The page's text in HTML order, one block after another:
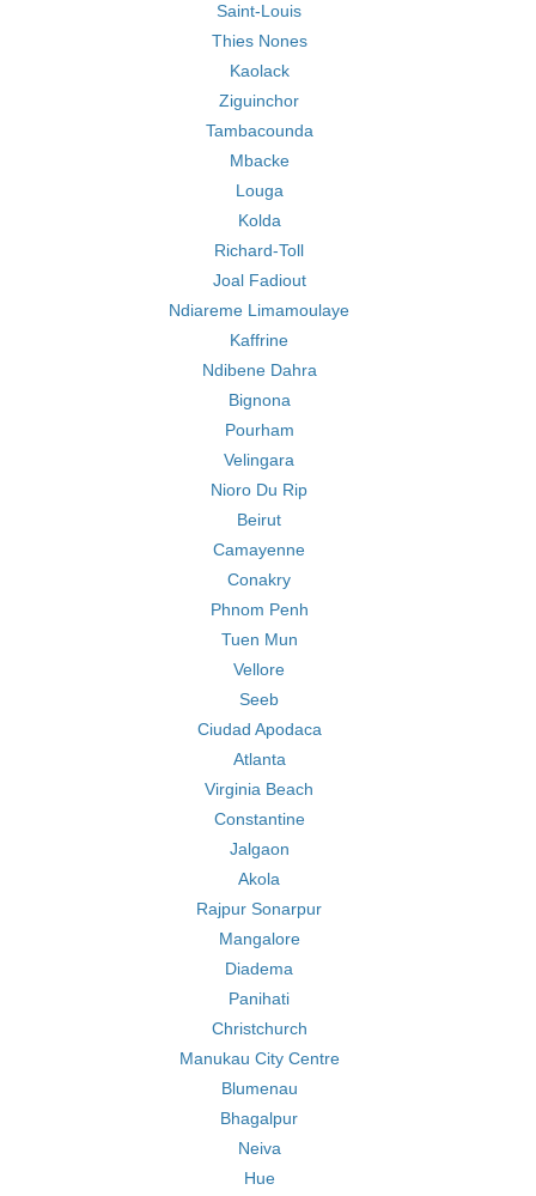
Saint-Louis
Thies Nones
Kaolack
Ziguinchor
Tambacounda
Mbacke
Louga
Kolda
Richard-Toll
Joal Fadiout
Ndiareme Limamoulaye
Kaffrine
Ndibene Dahra
Bignona
Pourham
Velingara
Nioro Du Rip
Beirut
Camayenne
Conakry
Phnom Penh
Tuen Mun
Vellore
Seeb
Ciudad Apodaca
Atlanta
Virginia Beach
Constantine
Jalgaon
Akola
Rajpur Sonarpur
Mangalore
Diadema
Panihati
Christchurch
Manukau City Centre
Blumenau
Bhagalpur
Neiva
Hue